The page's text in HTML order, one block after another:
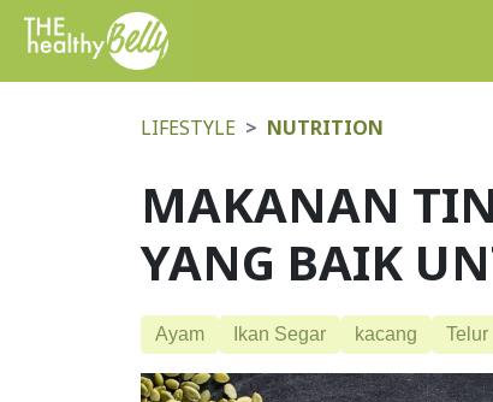
LIFESTYLE NUTRITION
MAKANAN
YANG BAIK
Ayam Ikan Segar kacang Telur